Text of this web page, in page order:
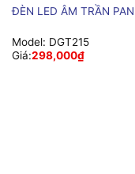
ĐÈN LED ÂM TRẦN
Model: DGT215
Giá:298,000₫